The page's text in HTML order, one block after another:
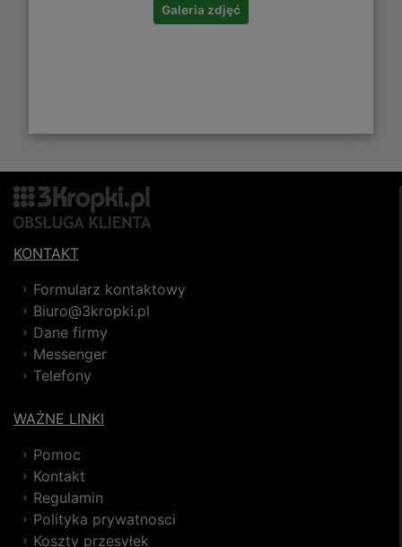
Galeria zdjęć
KONTAKT
Formularz kontaktowy
Biuro@3kropki.pl
Dane firmy
Messenger
Telefony
WAŻNE LINKI
Pomoc
Kontakt
Regulamin
Polityka prywatnosci
Koszty przesyłek